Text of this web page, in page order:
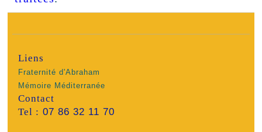
Liens
Fraternité d'Abraham
Mémoire Méditerranée
Contact
Tel : 07 86 32 11 70